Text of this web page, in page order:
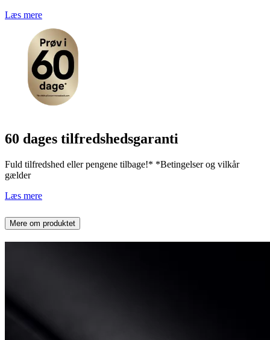
Læs mere
60 dages tilfredshedsgaranti
Fuld tilfredshed eller pengene tilbage!* *Betingelser og vilkår
gælder
Læs mere
Mere om produktet